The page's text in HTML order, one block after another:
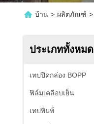
บ้าน > ผลิตภัณฑ์ >
ประเภททั้งหมด
เทปปิดกล่อง BOPP
ฟิล์มเคลือบเย็น
เทปพิมพ์